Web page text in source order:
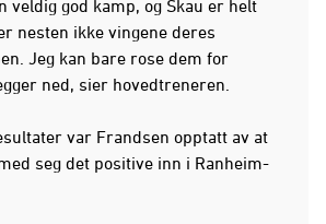
veldig god kamp, og Skau er helt
nesten ikke vingene deres
Jeg kan bare rose dem for
ned, sier hovedtreneren.
var Frandsen opptatt av at
seg det positive inn i Ranheim-